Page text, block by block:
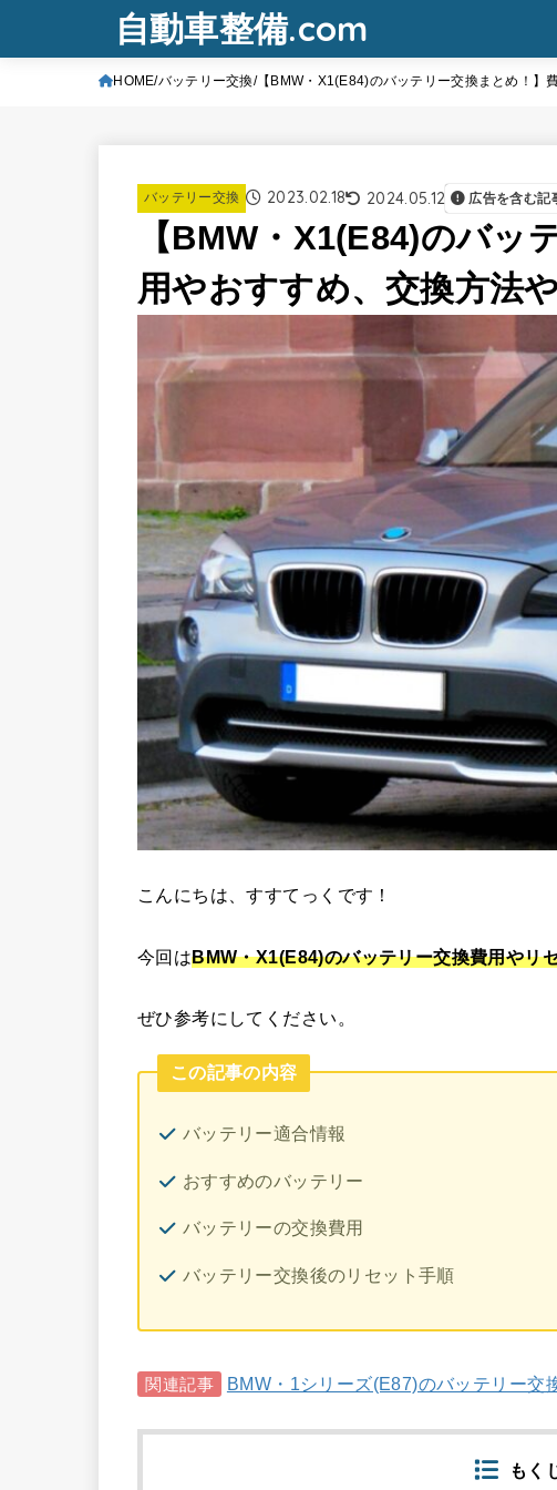
自動車整備.com
HOME バッテリー交換 【BMW・X1(E84)のバッテリー交換まとめ！】
バッテリー交換 2023.02.18 2024.05.12 広告を含む記
【BMW・X1(E84)のバッ
用やおすすめ、交換方法
こんにちは、すすてっくです！
今回はBMW・X1(E84)のバッテリー交換費用やリ
ぜひ参考にしてください。
この記事の内容
バッテリー適合情報
おすすめのバッテリー
バッテリーの交換費用
バッテリー交換後のリセット手順
関連記事 BMW・1シリーズ(E87)のバッテリー交
もく